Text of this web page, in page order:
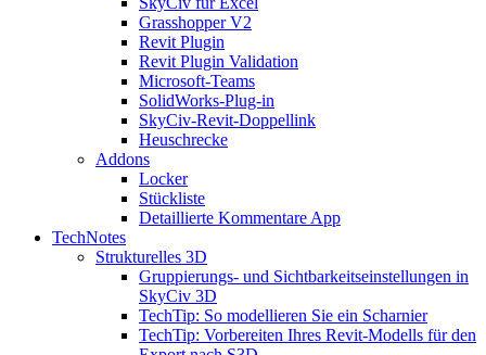
Grasshopper V2
Revit Plugin
Revit Plugin Validation
Microsoft-Teams
SolidWorks-Plug-in
SkyCiv-Revit-Doppellink
Heuschrecke
Addons
Locker
Stückliste
Detaillierte Kommentare App
TechNotes
Strukturelles 3D
Gruppierungs- und Sichtbarkeitseinstellungen in
SkyCiv 3D
TechTip: So modellieren Sie ein Scharnier
TechTip: Vorbereiten Ihres Revit-Modells für den